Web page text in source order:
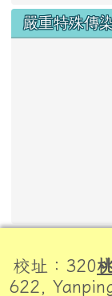
嚴重特殊傳
校址：320
622,